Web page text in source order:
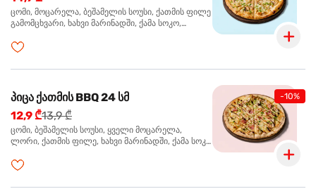
ცომი, მოცარელა, ბეშამელის სოუსი, ქათმის ფილე
გამომცხვარი, ხახვი მარინადში, ქამა სოკო,
-10%
პიცა ქათმის BBQ 24 სმ
12,9 ₾13,9 ₾
ცომი, ბეშამელის სოუსი, ყველი მოცარელა,
ლორი, ქათმის ფილე, ხახვი მარინადში, ქამა სოკო